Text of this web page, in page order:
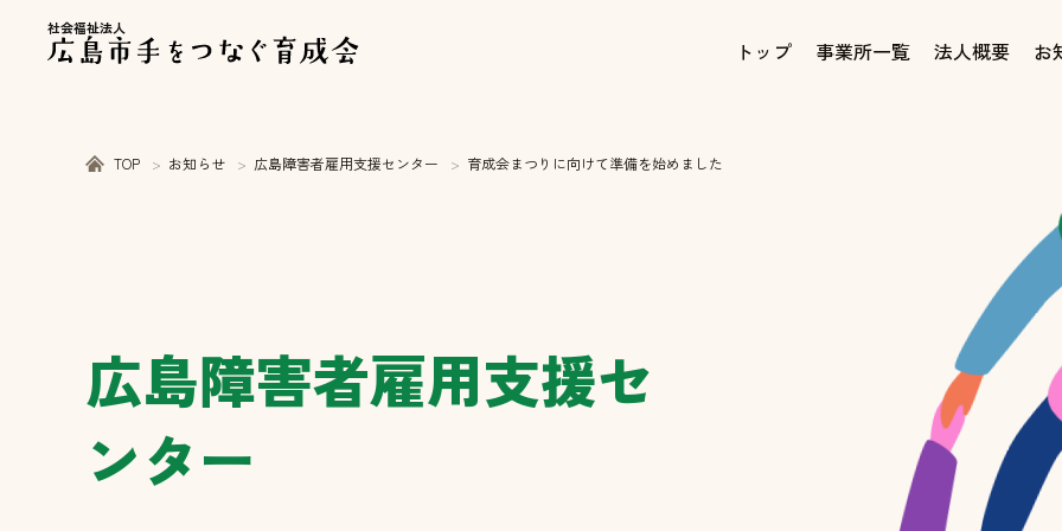
社会福祉法人
トップ 事業所一覧 法人概要 お
TOP お知らせ 広島障害者雇用支援センター 育成会まつりに向けて準備を始めました
広島障害者雇用支援セ
ンター